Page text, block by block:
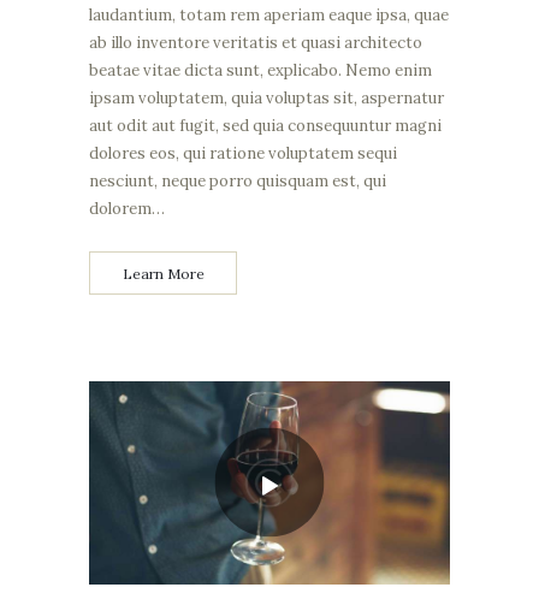
laudantium, totam rem aperiam eaque ipsa, quae
ab illo inventore veritatis et quasi architecto
beatae vitae dicta sunt, explicabo. Nemo enim
ipsam voluptatem, quia voluptas sit, aspernatur
aut odit aut fugit, sed quia consequuntur magni
dolores eos, qui ratione voluptatem sequi
nesciunt, neque porro quisquam est, qui
dolorem…
Learn More